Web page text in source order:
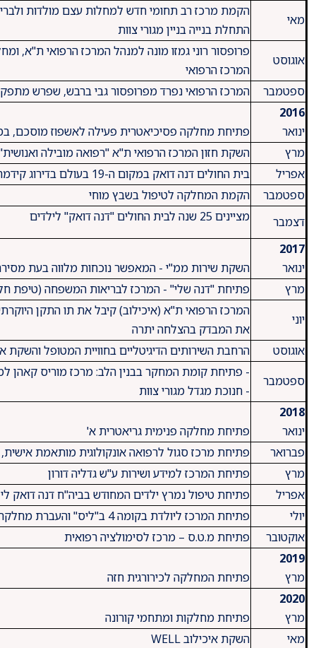
מאי
הקמת מרכז רב תחומי חדש למחלות עצם מולדות
התחלת בנייה בניין מגורי צוות
אוגוסט
פרופסור רוני גמזו מונה למנהל המרכז הרפואי ת"א,
המרכז הרפואי
ספטמבר
המרכז הרפואי נפרד מפרופסור גבי ברבש, שפרש מתפקידו
2016
ינואר
פתיחת מחלקה פסיכיאטרית פעילה לאשפוז מוסכם,
מרץ
השקת חזון המרכז הרפואי ת"א "רפואה מובילה
​אפריל
​בית החולים דנה דואק במקום ה-19 בעולם בדירוג קידמה טכנולוגית בבתי חולים לילדים
​ספטמבר
​הקמת המחלקה לטיפול בשבץ מוחי
​דצמבר
​מציינים 25 שנה לבית החולים "דנה דואק" לילדים
2017
ינואר
השקת שירות ממ"י - המאפשר נוכחות מלווה בעת
​מרץ
​פתיחת "דנה שלי" - המרכז לבריאות המשפחה (טיפת
​יוני
​המרכז הרפואי ת"א (איכילוב) קיבל את תו התקן
את המבדק בהצלחה יתרה
​אוגוסט
​הרחבת השירותים הדיגיטליים בחוויית המטופל והשקת
​ספטמבר
​- פתיחת קומת המחקר בבנין הלב: מרכז מוריס קאהן
- חנוכת מגדל מגורי צוות
​2018
ינואר
פתיחת מחלקה פנימית גריאטרית א'
​פברואר
​פתיחת מרכז סגול לרפואה אונקולוגית מותאמת
​מרץ
​פתיחת המרכז למידע ושירות ע"ש גדליה דורון
​אפריל
​פתיחת טיפול נמרץ ילדים המחודש בביה"ח דנה דואק
יולי
​פתיחת המרכז ליולדת בקומה 4 ב"ליס" והעברת מחלקת יולדות א' ויחידת ילודים לקומה זו
​אוקטובר
​פתיחת מ.ט.ס – מרכז לסימולציה רפואית
2019
מרץ
פתיחת המחלקה לכירורגית חזה
2020
מרץ
​פתיחת מחלקות ומתחמי קורונה
מאי
השקת איכילוב WELL